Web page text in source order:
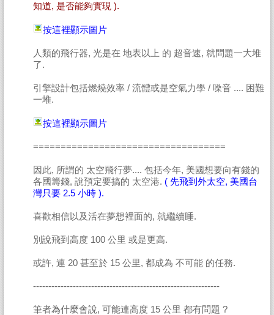
知道, 是否能夠實現 ).
按這裡顯示圖片
人類的飛行器, 光是在 地表以上 的 超音速, 就問題一大堆
了.
引擎設計包括燃燒效率 / 流體或是空氣力學 / 噪音 .... 困難
一堆.
按這裡顯示圖片
===================================
因此, 所謂的 太空飛行夢.... 包括今年, 美國想要向有錢的
各國籌錢, 說預定要搞的 太空港. ( 先飛到外太空, 美國台
灣只要 2.5 小時 ).
喜歡相信以及活在夢想裡面的, 就繼續睡.
別說飛到高度 100 公里 或是更高.
或許, 連 20 甚至於 15 公里, 都成為 不可能 的任務.
-------------------------------------------------------------
筆者為什麼會說, 可能連高度 15 公里 都有問題 ?